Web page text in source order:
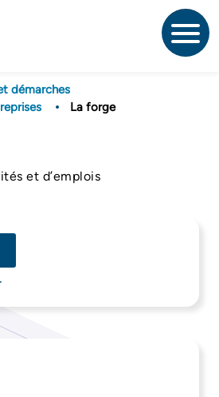
démarches
La forge
et d’emplois